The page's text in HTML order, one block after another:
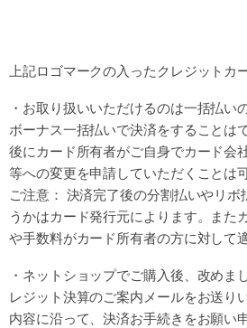
上記ロゴマークの入ったクレジットカ
・お取り扱いいただけるのは一括払い
ボーナス一括払いで決済をすることは
後にカード所有者がご自身でカード会
等への変更を申請していただくことは
ご注意： 決済完了後の分割払いやリ
うかはカード発行元によります。また
や手数料がカード所有者の方に対して
・ネットショップでご購入後、改めま
レジット決算のご案内メールをお送り
内容に沿って、決済お手続きをお願い